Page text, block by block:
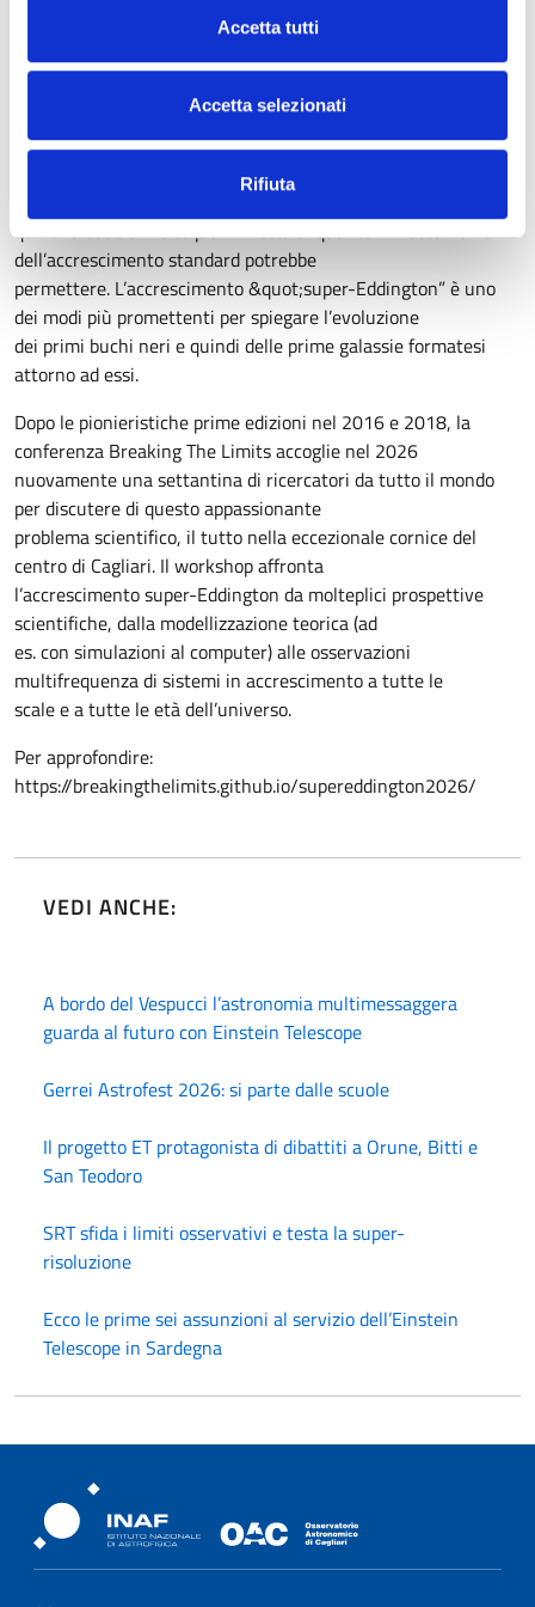
Accetta tutti
Accetta selezionati
Rifiuta
La questione non riguarda solo qualche caso isolato di oggetti
capire alcuni aspetti fondamentali di come l’Universo si è
evoluto. Ad esempio, il telescopio spaziale JWST
ha di recente mostrato la presenza di buchi neri “troppo
quindi cresciuti molto più in fretta di quanto il meccanismo
dell’accrescimento standard potrebbe
permettere. L’accrescimento &quot;super-Eddington” è uno
dei modi più promettenti per spiegare l’evoluzione
dei primi buchi neri e quindi delle prime galassie formatesi
attorno ad essi.
Dopo le pionieristiche prime edizioni nel 2016 e 2018, la
conferenza Breaking The Limits accoglie nel 2026
nuovamente una settantina di ricercatori da tutto il mondo
per discutere di questo appassionante
problema scientifico, il tutto nella eccezionale cornice del
centro di Cagliari. Il workshop affronta
l’accrescimento super-Eddington da molteplici prospettive
scientifiche, dalla modellizzazione teorica (ad
es. con simulazioni al computer) alle osservazioni
multifrequenza di sistemi in accrescimento a tutte le
scale e a tutte le età dell’universo.
Per approfondire:
https://breakingthelimits.github.io/supereddington2026/
VEDI ANCHE:
A bordo del Vespucci l’astronomia multimessaggera
guarda al futuro con Einstein Telescope
Gerrei Astrofest 2026: si parte dalle scuole
Il progetto ET protagonista di dibattiti a Orune, Bitti e
San Teodoro
SRT sfida i limiti osservativi e testa la super-
risoluzione
Ecco le prime sei assunzioni al servizio dell’Einstein
Telescope in Sardegna
Osservatorio Astronomico Cagliari